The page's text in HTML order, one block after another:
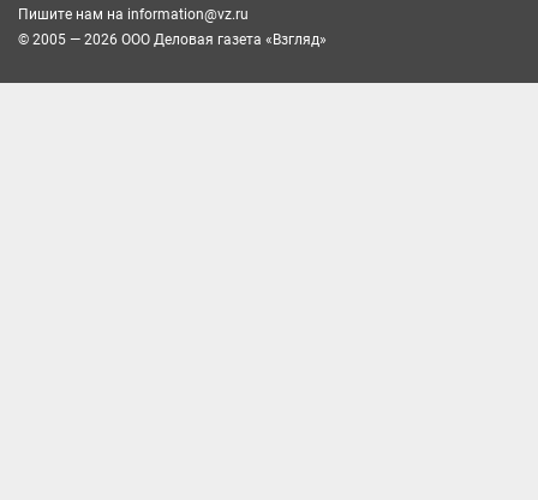
Пишите нам на information@vz.ru
© 2005 — 2026 ООО Деловая газета «Взгляд»